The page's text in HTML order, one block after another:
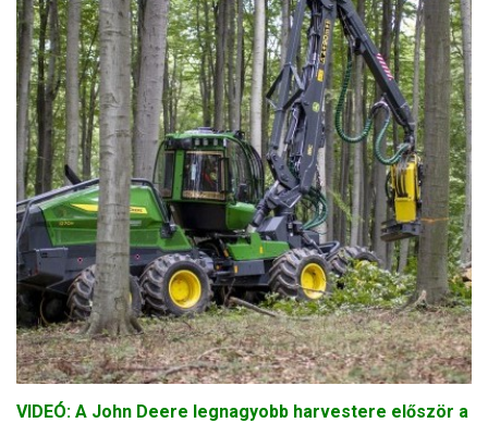
VIDEÓ: A John Deere legnagyobb harvestere először a